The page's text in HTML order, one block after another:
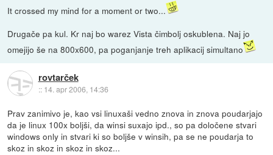
It crossed my mind for a moment or two...
Drugače pa kul. Kr naj bo warez Vista čimbolj oskublena. Naj jo
omejijo še na 800x600, pa poganjanje treh aplikacij simultano
rovtarček
:: 14. apr 2006, 14:36
Prav zanimivo je, kao vsi linuxaši vedno znova in znova poudarjajo
da je linux 100x boljši, da winsi suxajo ipd., so pa določene stvari
windows only in stvari ki so boljše v winsih, pa se ne poudarja to
skoz in skoz in skoz in skoz...